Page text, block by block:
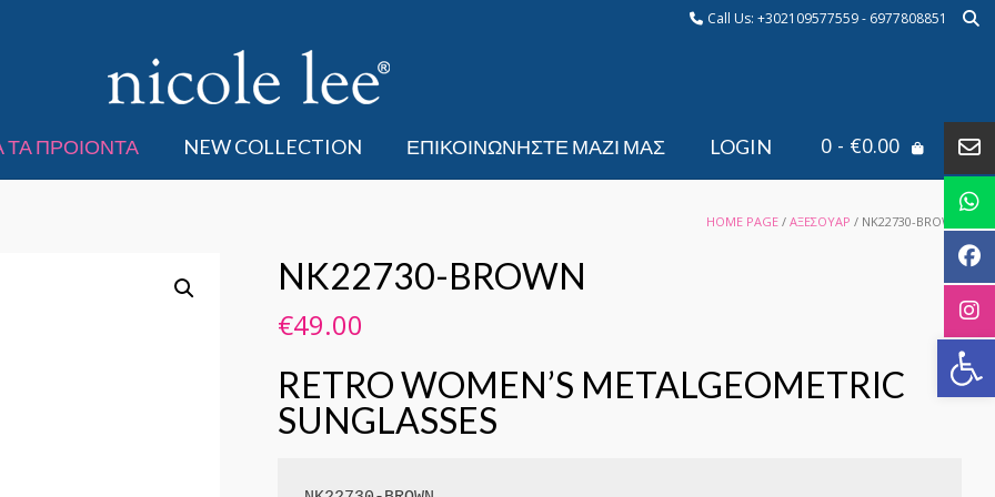
Call Us: +302109577559 - 6977808851
ΤΑ ΠΡΟΙΟΝΤΑ NEW COLLECTION ΕΠΙΚΟΙΝΩΝΉΣΤΕ ΜΑΖΊ ΜΑΣ LOGIN 0 - €0.00
HOME PAGE / ΑΞΕΣΟΥΑΡ / NK22730-BROWN
NK22730-BROWN
€49.00
RETRO WOMEN’S METALGEOMETRIC
SUNGLASSES